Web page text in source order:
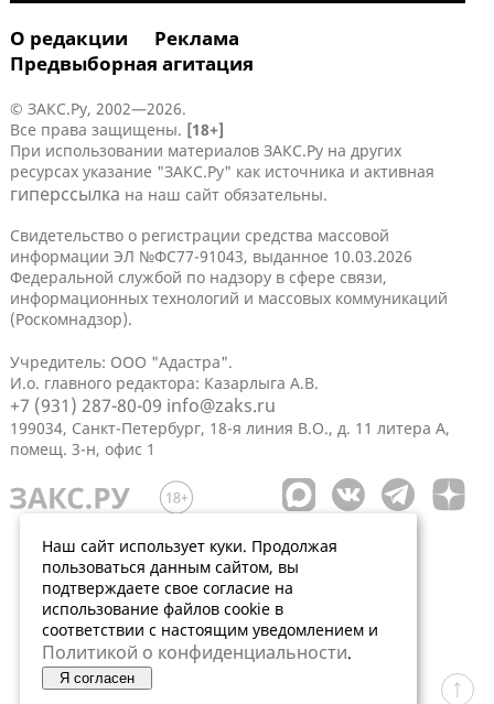
О редакции
Реклама
Предвыборная агитация
© ЗАКС.Ру, 2002—2026.
Все права защищены. [18+]
При использовании материалов ЗАКС.Ру на других
ресурсах указание "ЗАКС.Ру" как источника и активная
гиперссылка на наш сайт обязательны.
Свидетельство о регистрации средства массовой
информации ЭЛ №ФС77-91043, выданное 10.03.2026
Федеральной службой по надзору в сфере связи,
информационных технологий и массовых коммуникаций
(Роскомнадзор).
Учредитель: ООО "Адастра".
И.о. главного редактора: Казарлыга А.В.
+7 (931) 287-80-09 info@zaks.ru
199034, Санкт-Петербург, 18-я линия В.О., д. 11 литера А,
помещ. 3-н, офис 1
Наш сайт использует куки. Продолжая
пользоваться данным сайтом, вы
подтверждаете свое согласие на
использование файлов cookie в
соответствии с настоящим уведомлением и
Политикой о конфиденциальности.
Я согласен